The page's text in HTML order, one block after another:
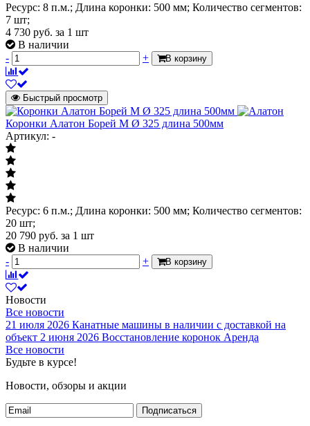
Ресурс: 8 п.м.; Длина коронки: 500 мм; Количество сегментов:
7 шт;
4 730 руб. за 1 шт
В наличии
-
+ В корзину
Быстрый просмотр
Коронки Алатон Борей М Ø 325 длина 500мм
Артикул: -
Ресурс: 6 п.м.; Длина коронки: 500 мм; Количество сегментов:
20 шт;
20 790 руб. за 1 шт
В наличии
-
+ В корзину
Новости
Все новости
21 июля 2026 Канатные машины в наличии с доставкой на
объект 2 июня 2026 Восстановление коронок Аренда
Все новости
Будьте в курсе!
Новости, обзоры и акции
Подписаться